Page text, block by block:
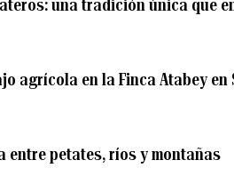
una tradición única que
agrícola en la Finca Atabey en
entre petates, ríos y montañas